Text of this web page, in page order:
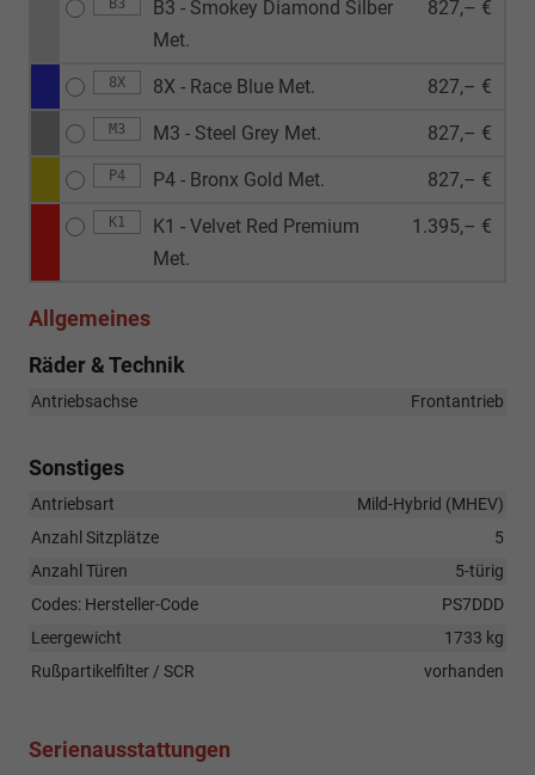
B3 - Smokey Diamond Silber
Met.
827,– €
8X 8X - Race Blue Met. 827,– €
M3 M3 - Steel Grey Met. 827,– €
P4 P4 - Bronx Gold Met. 827,– €
K1
K1 - Velvet Red Premium
Met.
1.395,– €
Allgemeines
Räder & Technik
Antriebsachse Frontantrieb
Sonstiges
Antriebsart
Mild-Hybrid (MHEV)
Anzahl Sitzplätze
5
Anzahl Türen
5-türig
Codes: Hersteller-Code
PS7DDD
Leergewicht
1733 kg
Rußpartikelfilter / SCR
vorhanden
Serienausstattungen